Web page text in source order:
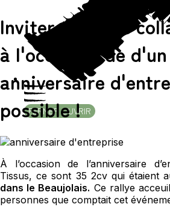
FERMEROUVRIR
Inviter tous ses
à l'occasion de d'un
anniversaire
possible !
À l’occasion de l’anniversaire
Tissus, ce sont 35 2cv qui étaient
dans le Beaujolais. Ce rallye
personnes que comptait cet